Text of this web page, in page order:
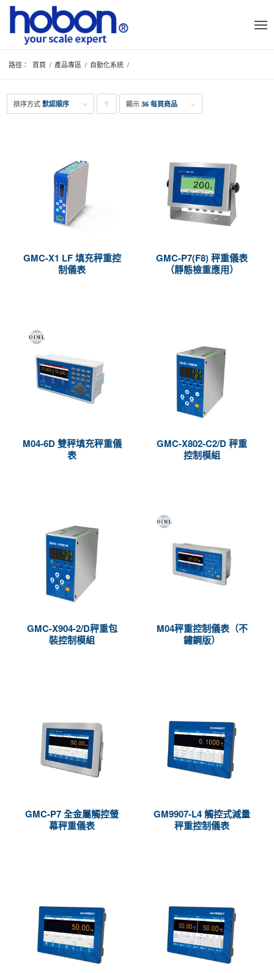
路徑： 首頁 / 產品專區 / 自動化系統 /
排序方式默認順序 點
顯示36 每頁商品
GMC-X1 LF 填充秤重控
制儀表
GMC-P7(F8) 秤重儀表
（靜態檢重應用）
M04-6D 雙秤填充秤重儀
表
GMC-X802-C2/D 秤重
控制模組
GMC-X904-2/D秤重包
裝控制模組
M04秤重控制儀表（不
鏽鋼版）
GMC-P7 全金屬觸控螢
幕秤重儀表
GM9907-L4 觸控式減量
秤重控制儀表